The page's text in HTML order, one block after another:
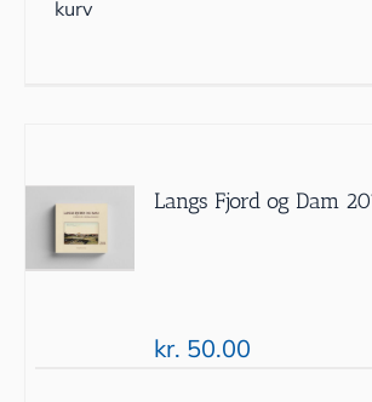
kurv
Langs Fjord og Dam
kr. 50.00